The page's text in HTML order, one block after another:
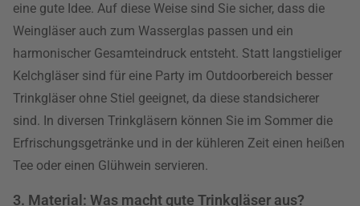
eine gute Idee. Auf diese Weise sind Sie sicher, dass die
Weingläser auch zum Wasserglas passen und ein
harmonischer Gesamteindruck entsteht. Statt langstieliger
Kelchgläser sind für eine Party im Outdoorbereich besser
Trinkgläser ohne Stiel geeignet, da diese standsicherer
sind. In diversen Trinkgläsern können Sie im Sommer die
Erfrischungsgetränke und in der kühleren Zeit einen heißen
Tee oder einen Glühwein servieren.
3. Material: Was macht gute Trinkgläser aus?